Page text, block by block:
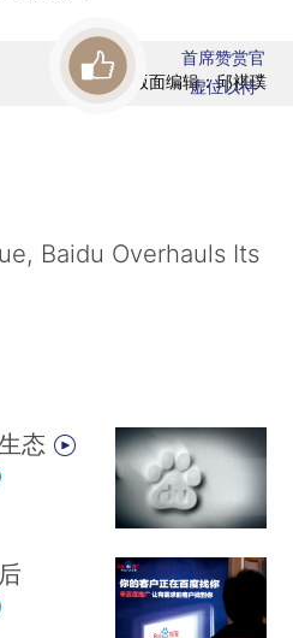
版面编辑：邱祺璞
首席赞赏官
虚位以待
Baidu Overhauls Its
态